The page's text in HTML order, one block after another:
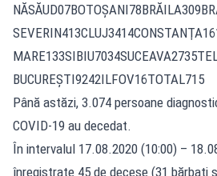
BUCUREŞTI9242ILFOV16TOTAL715
Până astăzi, 3.074 persoane
COVID-19 au decedat.
În intervalul 17.08.2020 (10:00) –
înregistrate 45 de decese (31 bărbați